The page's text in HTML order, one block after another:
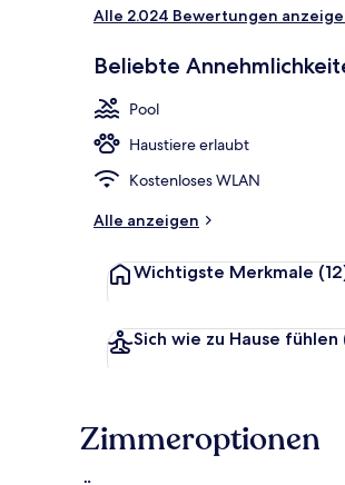
Alle 2.024 Bewertungen
Beliebte
Pool
Haustiere erlaubt
Kostenloses WLAN
Alle anzeigen
Wichtigste Merkmale
Sich wie zu Hause fühlen
Zimmeroptionen